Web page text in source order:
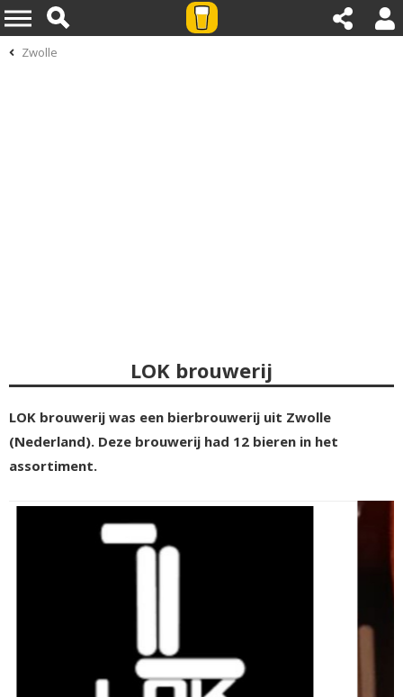
Zwolle
LOK brouwerij
LOK brouwerij was een bierbrouwerij uit Zwolle
(Nederland). Deze brouwerij had 12 bieren in het
assortiment.